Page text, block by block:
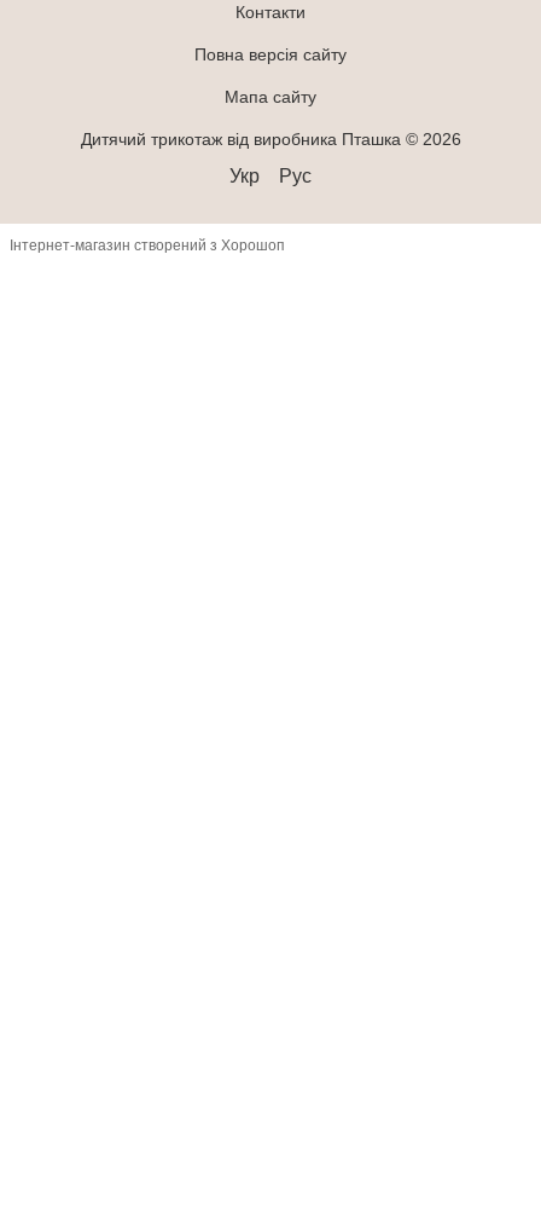
Контакти
Повна версія сайту
Мапа сайту
Дитячий трикотаж від виробника Пташка © 2026
Укр Рус
Інтернет-магазин створений з Хорошоп